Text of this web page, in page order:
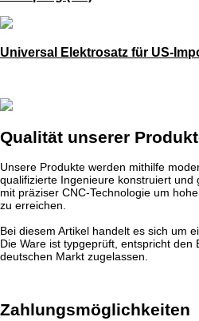
Universal Elektrosatz für US-
Qualität unserer
Unsere Produkte werden mithilfe
qualifizierte Ingenieure konstruiert und
mit präziser CNC-Technologie um
zu erreichen.
Bei diesem Artikel handelt es sich um
Die Ware ist typgeprüft, entspricht den
deutschen Markt zugelassen.
Zahlungsmöglichkeiten